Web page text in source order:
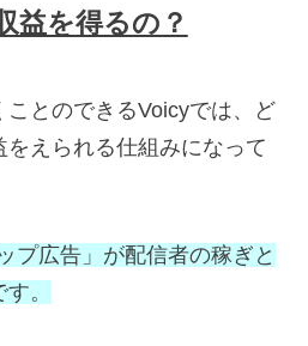
を得るの？
ことのできるVoicyでは、ど
えられる仕組みになって
プ広告」が配信者の稼ぎと
。